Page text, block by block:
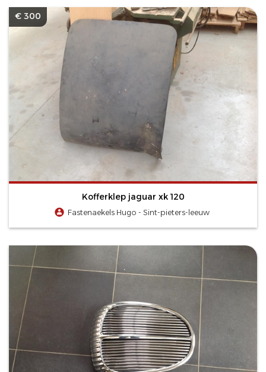
€ 300
Kofferklep jaguar xk 120
Fastenaekels Hugo - Sint-pieters-leeuw